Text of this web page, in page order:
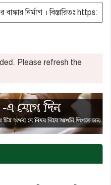
Please refresh the